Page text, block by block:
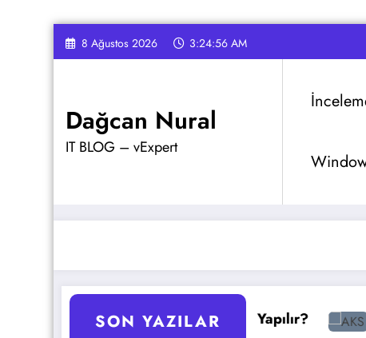
İçeriğe
atla
8 Ağustos 2026 3:24:57 AM
Dağcan Nural
IT BLOG – vExpert
SON YAZILAR
GPO Yedekleme Nasıl Yapılır? AKS